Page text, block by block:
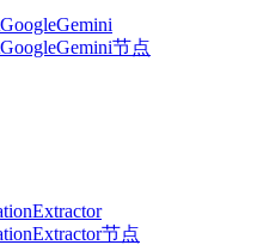
节点
节点